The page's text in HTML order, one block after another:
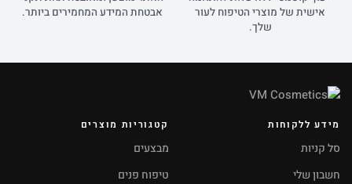
אישית של מוצרי הטיפוח לעור
שלך.
אבטחת המידע המחמירים ביותר.
מידע ללקוחות
סל קניות
חשבון שלי
קטגוריות מוצרים
מבצעים
טיפוח פנים